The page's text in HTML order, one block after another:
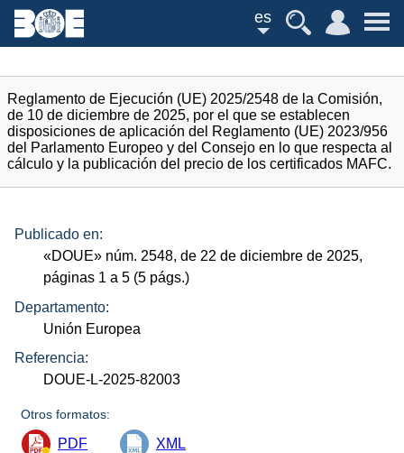
es
Reglamento de Ejecución (UE) 2025/2548 de la Comisión,
de 10 de diciembre de 2025, por el que se establecen
disposiciones de aplicación del Reglamento (UE) 2023/956
del Parlamento Europeo y del Consejo en lo que respecta al
cálculo y la publicación del precio de los certificados MAFC.
Publicado en:
«DOUE» núm. 2548, de 22 de diciembre de 2025,
páginas 1 a 5 (5 págs.)
Departamento:
Unión Europea
Referencia:
DOUE-L-2025-82003
Otros formatos:
PDF XML